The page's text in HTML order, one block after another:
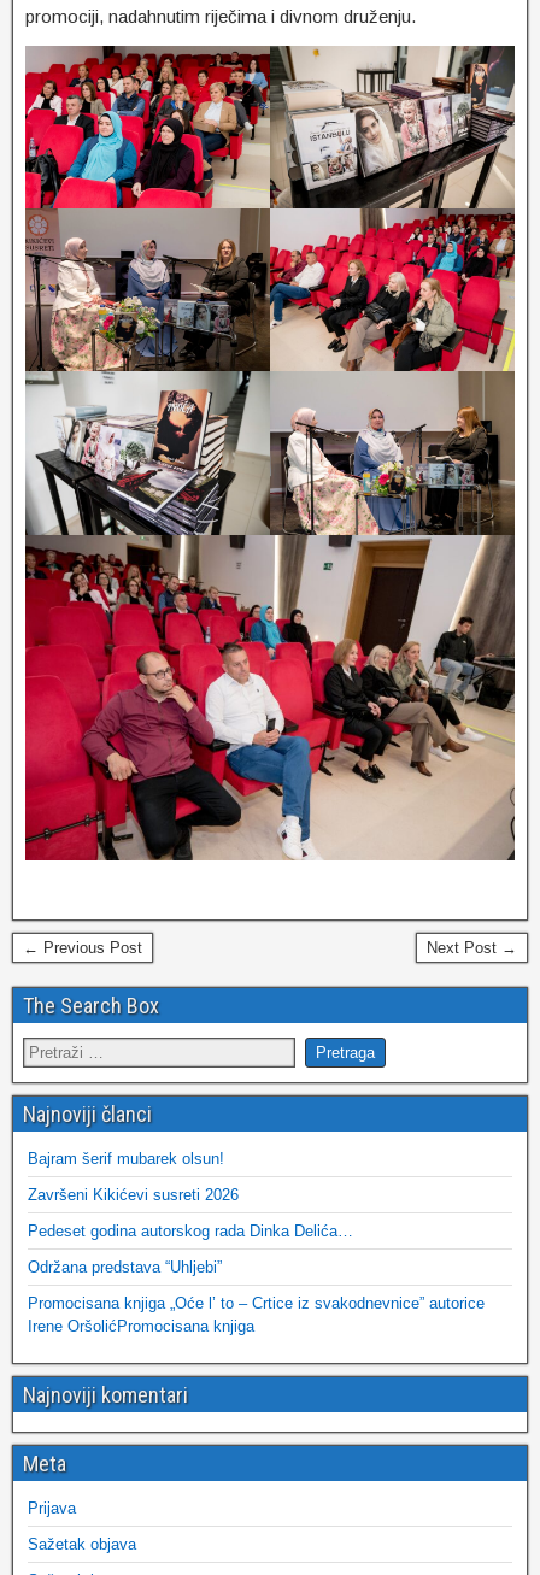
promociji, nadahnutim riječima i divnom druženju.
← Previous Post Next Post →
The Search Box
Najnoviji članci
Bajram šerif mubarek olsun!
Završeni Kikićevi susreti 2026
Pedeset godina autorskog rada Dinka Delića…
Održana predstava “Uhljebi”
Promocisana knjiga „Oće l’ to – Crtice iz svakodnevnice” autorice
Irene OršolićPromocisana knjiga
Najnoviji komentari
Meta
Prijava
Sažetak objava